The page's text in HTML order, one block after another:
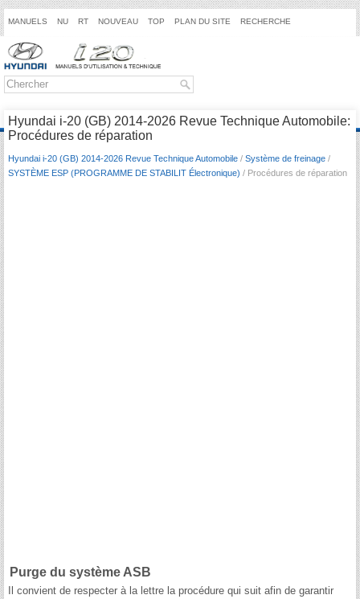
MANUELS NU RT NOUVEAU TOP PLAN DU SITE RECHERCHE
Hyundai i-20 (GB) 2014-2026 Revue Technique Automobile:
Procédures de réparation
Hyundai i-20 (GB) 2014-2026 Revue Technique Automobile / Système de freinage /
SYSTÈME ESP (PROGRAMME DE STABILIT Électronique) / Procédures de réparation
Purge du système ASB
Il convient de respecter à la lettre la procédure qui suit afin de garantir